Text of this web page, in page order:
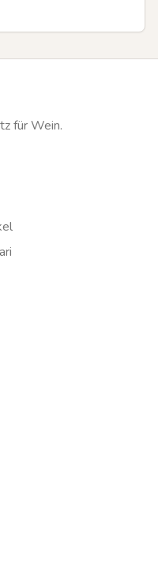
für Wein.